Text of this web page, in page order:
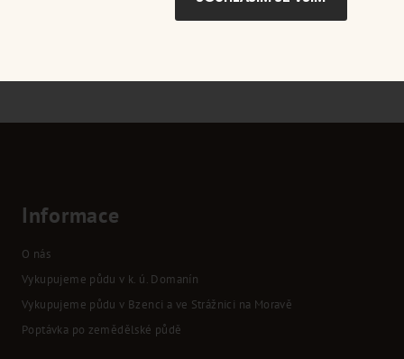
Informace
O nás
Vykupujeme půdu v k. ú. Domanín
Vykupujeme půdu v Bzenci a ve Strážnici na Moravě
Poptávka po zemědělské půdě